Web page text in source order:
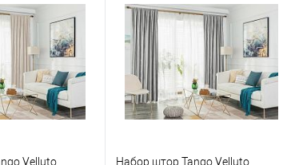
Сравнение
В наличии
Купить в 1 клик
Сравнение
В избранное
В наличии
Velluto
Набор штор Tango Velluto